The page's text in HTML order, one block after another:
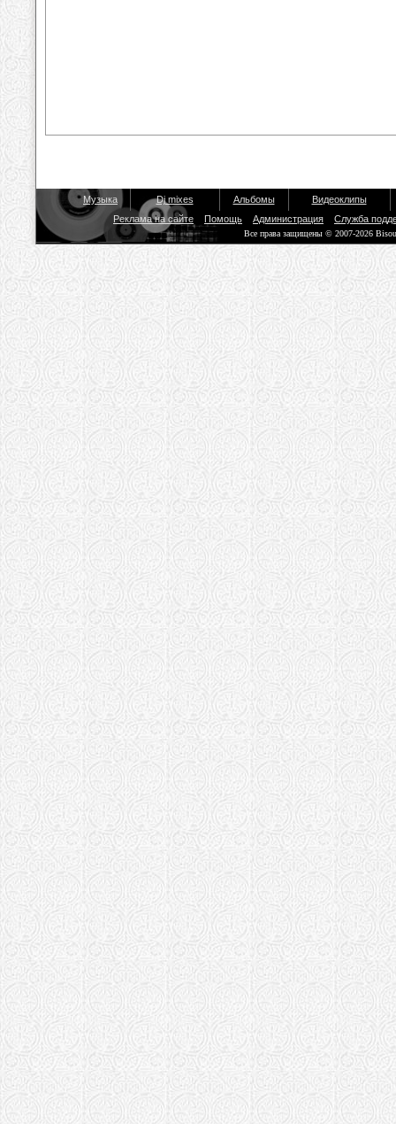
Музыка Dj mixes Альбомы
Видеоклипы
Реклама на сайте
Помощь Администрация Служба
Все права защищены © 2007-2026